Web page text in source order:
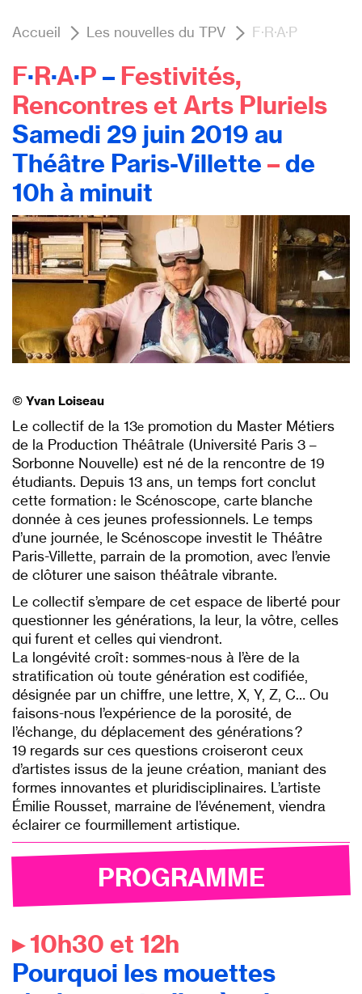
Accueil Les nouvelles du TPV F·R·A·P
F·R·A·P – Festivités,
Rencontres et Arts Pluriels
Samedi 29 juin 2019 au
Théâtre Paris-Villette –de
10h à minuit
© Yvan Loiseau
Le collectif de la 13e promotion du Master Métiers
de la Production Théâtrale (Université Paris 3 –
Sorbonne Nouvelle) est né de la rencontre de 19
étudiants. Depuis 13 ans, un temps fort conclut
cette formation : le Scénoscope, carte blanche
donnée à ces jeunes professionnels. Le temps
d’une journée, le Scénoscope investit le Théâtre
Paris-Villette, parrain de la promotion, avec l’envie
de clôturer une saison théâtrale vibrante.
Le collectif s’empare de cet espace de liberté pour
questionner les générations, la leur, la vôtre, celles
qui furent et celles qui viendront.
La longévité croît : sommes-nous à l’ère de la
stratification où toute génération est codifiée,
désignée par un chiffre, une lettre, X, Y, Z, C… Ou
faisons-nous l’expérience de la porosité, de
l’échange, du déplacement des générations ?
19 regards sur ces questions croiseront ceux
d’artistes issus de la jeune création, maniant des
formes innovantes et pluridisciplinaires. L’artiste
Émilie Rousset, marraine de l’événement, viendra
éclairer ce fourmillement artistique.
PROGRAMME
▸ 10h30 et 12h
Pourquoi les mouettes